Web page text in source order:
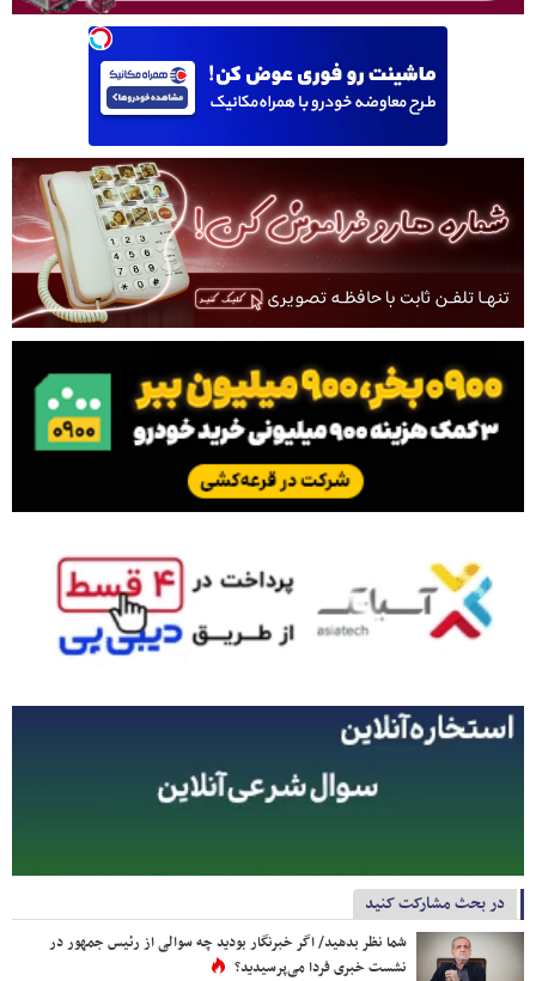
در بحث مشارکت کنید
شما نظر بدهید/ اگر خبرنگار بودید چه سوالی از رئیس جمهور در
نشست خبری فردا می‌پرسیدید؟